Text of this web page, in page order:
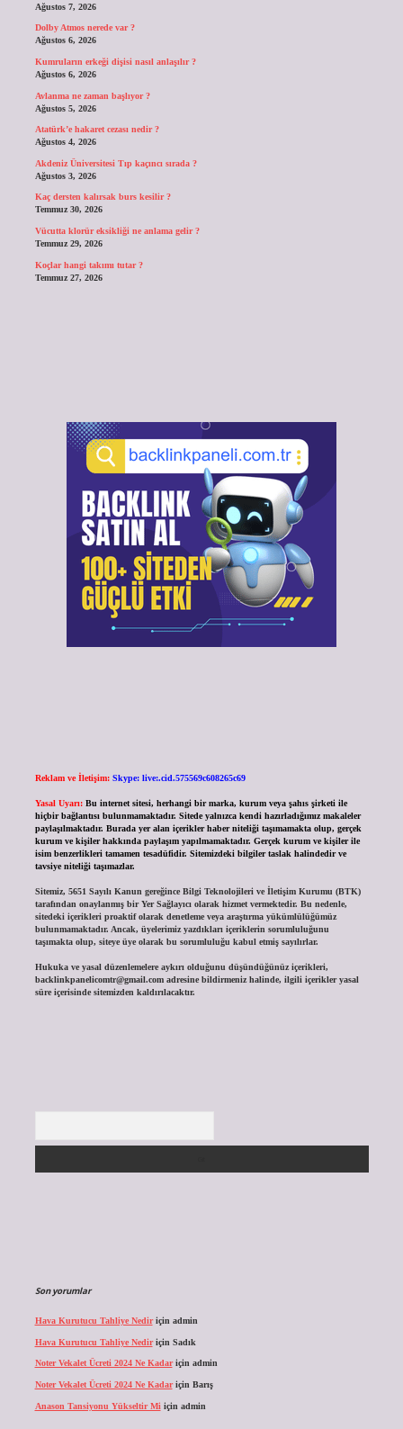
Ağustos 7, 2026
Dolby Atmos nerede var ?
Ağustos 6, 2026
Kumruların erkeği dişisi nasıl anlaşılır ?
Ağustos 6, 2026
Avlanma ne zaman başlıyor ?
Ağustos 5, 2026
Atatürk’e hakaret cezası nedir ?
Ağustos 4, 2026
Akdeniz Üniversitesi Tıp kaçıncı sırada ?
Ağustos 3, 2026
Kaç dersten kalırsak burs kesilir ?
Temmuz 30, 2026
Vücutta klorür eksikliği ne anlama gelir ?
Temmuz 29, 2026
Koçlar hangi takımı tutar ?
Temmuz 27, 2026
Reklam ve İletişim: Skype: live:.cid.575569c608265c69
Yasal Uyarı: Bu internet sitesi, herhangi bir marka, kurum veya şahıs şirketi ile
hiçbir bağlantısı bulunmamaktadır. Sitede yalnızca kendi hazırladığımız makaleler
paylaşılmaktadır. Burada yer alan içerikler haber niteliği taşımamakta olup, gerçek
kurum ve kişiler hakkında paylaşım yapılmamaktadır. Gerçek kurum ve kişiler ile
isim benzerlikleri tamamen tesadüfidir. Sitemizdeki bilgiler taslak halindedir ve
tavsiye niteliği taşımazlar.
Sitemiz, 5651 Sayılı Kanun gereğince Bilgi Teknolojileri ve İletişim Kurumu (BTK)
tarafından onaylanmış bir Yer Sağlayıcı olarak hizmet vermektedir. Bu nedenle,
sitedeki içerikleri proaktif olarak denetleme veya araştırma yükümlülüğümüz
bulunmamaktadır. Ancak, üyelerimiz yazdıkları içeriklerin sorumluluğunu
taşımakta olup, siteye üye olarak bu sorumluluğu kabul etmiş sayılırlar.
Hukuka ve yasal düzenlemelere aykırı olduğunu düşündüğünüz içerikleri,
backlinkpanelicomtr@gmail.comadresine bildirmeniz halinde, ilgili içerikler yasal
süre içerisinde sitemizden kaldırılacaktır.
Son yorumlar
Hava Kurutucu Tahliye Nediriçin admin
Hava Kurutucu Tahliye Nediriçin Sadık
Noter Vekalet Ücreti 2024 Ne Kadariçin admin
Noter Vekalet Ücreti 2024 Ne Kadariçin Barış
Anason Tansiyonu Yükseltir Mi için admin